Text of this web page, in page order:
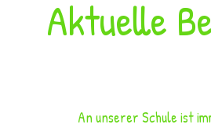
Aktuelle
An unserer Schule ist